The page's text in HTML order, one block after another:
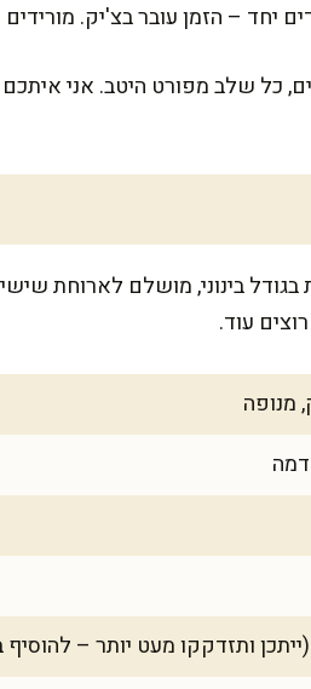
יחד – הזמן עובר בצ'יק.
כל שלב מפורט היטב. אני
עוד.